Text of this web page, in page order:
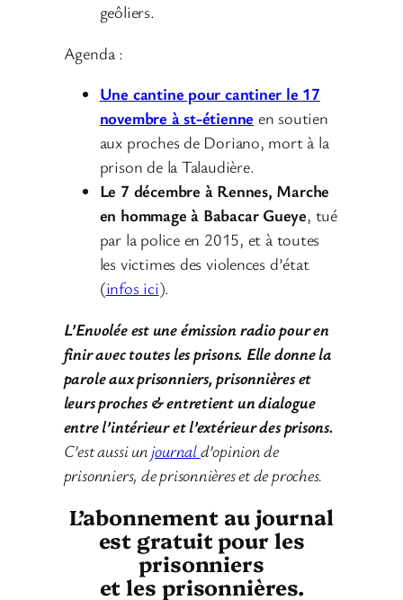
geôliers.
Agenda :
Une cantine pour cantiner le 17
novembre à st-étienne en soutien
aux proches de Doriano, mort à la
prison de la Talaudière.
Le 7 décembre à Rennes, Marche
en hommage à Babacar Gueye, tué
par la police en 2015, et à toutes
les victimes des violences d’état
(infos ici).
L’Envolée est une émission radio pour en
finir avec toutes les prisons. Elle donne la
parole aux prisonniers, prisonnières et
leurs proches & entretient un dialogue
entre l’intérieur et l’extérieur des prisons.
C’est aussi un journald’opinion de
prisonniers, de prisonnières et de proches.
L’abonnement au journal
est gratuit pour les
prisonniers
et les prisonnières.